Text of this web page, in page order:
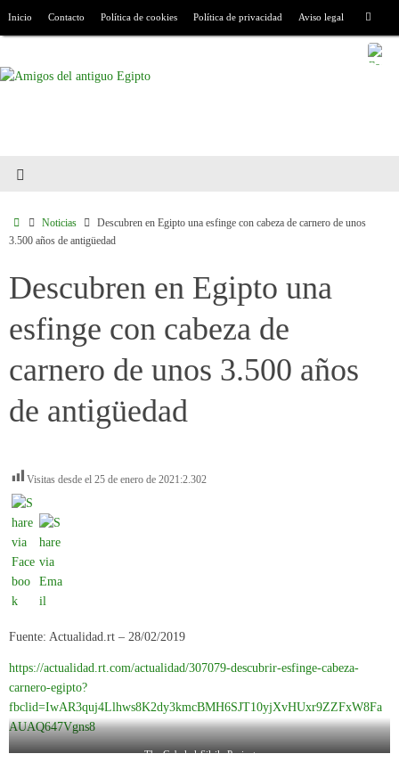
Inicio Contacto Política de cookies Política de privacidad Aviso legal
Noticias
Descubren en Egipto una esfinge con cabeza de carnero de unos
3.500 años de antigüedad
Descubren en Egipto una
esfinge con cabeza de
carnero de unos 3.500 años
de antigüedad
Visitas desde el 25 de enero de 2021:2.302
Fuente: Actualidad.rt – 28/02/2019
https://actualidad.rt.com/actualidad/307079-descubrir-esfinge-cabeza-
carnero-egipto?
fbclid=IwAR3quj4Llhws8K2dy3kmcBMH6SJT10yjXvHUxr9ZZFxW8Fa
AUAQ647Vgns8
The Gebel el-Silsila Project